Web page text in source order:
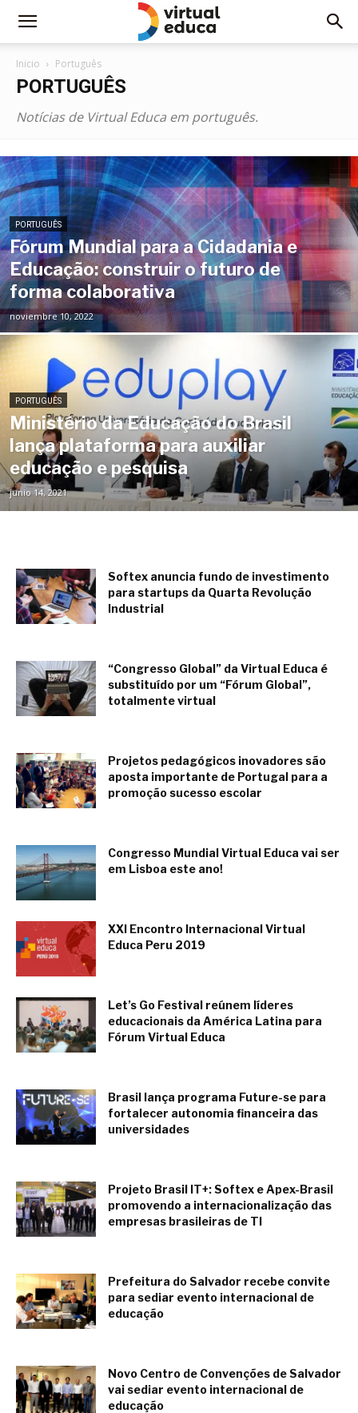
Inicio Português
PORTUGUÊS
Notícias de Virtual Educa em português.
PORTUGUÊS
Fórum Mundial para a Cidadania e
Educação: construir o futuro de
forma colaborativa
noviembre 10, 2022
PORTUGUÊS
Ministério da Educação do Brasil
lança plataforma para auxiliar
educação e pesquisa
junio 14, 2021
Softex anuncia fundo de investimento
para startups da Quarta Revolução
Industrial
“Congresso Global” da Virtual Educa é
substituído por um “Fórum Global”,
totalmente virtual
Projetos pedagógicos inovadores são
aposta importante de Portugal para a
promoção sucesso escolar
Congresso Mundial Virtual Educa vai ser
em Lisboa este ano!
XXI Encontro Internacional Virtual
Educa Peru 2019
Let’s Go Festival reúnem líderes
educacionais da América Latina para
Fórum Virtual Educa
Brasil lança programa Future-se para
fortalecer autonomia financeira das
universidades
Projeto Brasil IT+: Softex e Apex-Brasil
promovendo a internacionalização das
empresas brasileiras de TI
Prefeitura do Salvador recebe convite
para sediar evento internacional de
educação
Novo Centro de Convenções de Salvador
vai sediar evento internacional de
educação